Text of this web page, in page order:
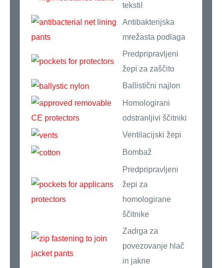
tekstil
Antibakterijska
mrežasta podlaga
Predpripravljeni
žepi za zaščito
Ballistični najlon
Homologirani
odstranljivi ščitniki
Ventilacijski žepi
Bombaž
Predpripravljeni
žepi za
homologirane
ščitnike
Zadrga za
povezovanje hlač
in jakne